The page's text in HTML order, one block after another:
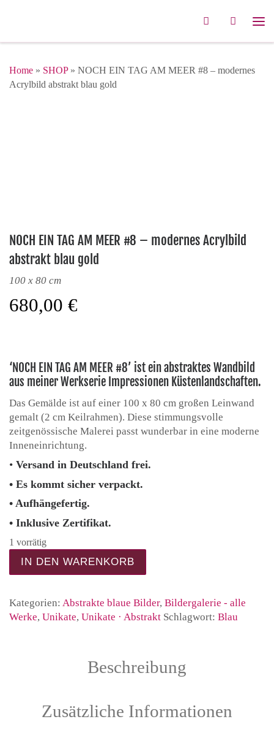
Search
Home » SHOP» NOCH EIN TAG AM MEER #8 – modernes
Acrylbild abstrakt blau gold
NOCH EIN TAG AM MEER #8 – modernes Acrylbild
abstrakt blau gold
100 x 80 cm
680,00 €
‘NOCH EIN TAG AM MEER #8’ ist ein abstraktes Wandbild
aus meiner Werkserie Impressionen Küstenlandschaften.
Das Gemälde ist auf einer 100 x 80 cm großen Leinwand
gemalt (2 cm Keilrahmen). Diese stimmungsvolle
zeitgenössische Malerei passt wunderbar in eine moderne
Inneneinrichtung.
• Versand in Deutschland frei.
• Es kommt sicher verpackt.
• Aufhängefertig.
• Inklusive Zertifikat.
1 vorrätig
IN DEN WARENKORB
Kategorien: Abstrakte blaue Bilder, Bildergalerie - alle
Werke, Unikate, Unikate · Abstrakt Schlagwort: Blau
Beschreibung
Zusätzliche Informationen